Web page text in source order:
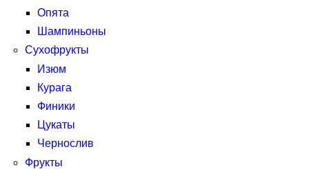
Опята
Шампиньоны
Сухофрукты
Изюм
Курага
Финики
Цукаты
Чернослив
Фрукты